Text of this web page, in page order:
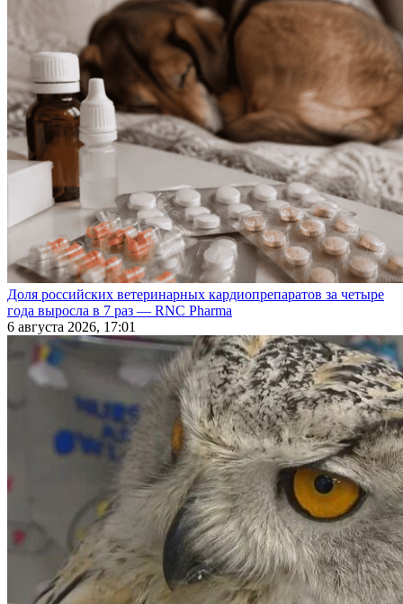
Доля российских ветеринарных кардиопрепаратов за четыре
года выросла в 7 раз — RNC Pharma
6 августа 2026, 17:01